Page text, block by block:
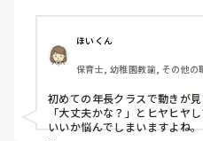
よほど自分に聞きづらいのか
か、もうよくわからないです。
対応にも悩みます。
ほいくん
保育士, 幼稚園教諭, その他の
初めての年長クラスで動きが
「大丈夫かな？」とヒヤヒヤ
いいか悩んでしまいますよね。